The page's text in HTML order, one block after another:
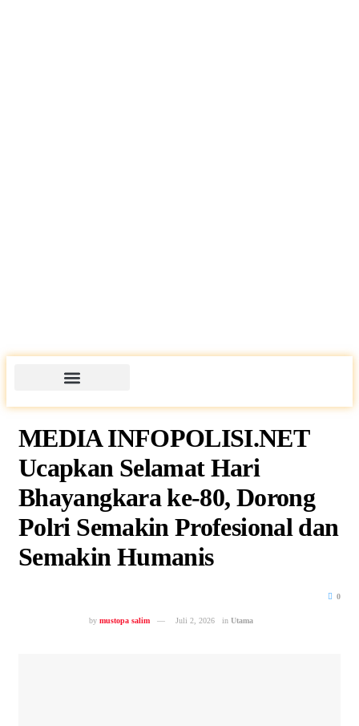
MEDIA INFOPOLISI.NET
Ucapkan Selamat Hari
Bhayangkara ke-80, Dorong
Polri Semakin Profesional dan
Semakin Humanis
by mustopa salim Juli 2, 2026 in Utama
0